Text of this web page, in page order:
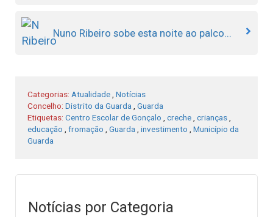
Nuno Ribeiro sobe esta noite ao palco...
Categorias: Atualidade Notícias
Concelho: Distrito da Guarda
Guarda
Etiquetas: Centro Escolar de Gonçalo creche crianças
educação
fromação Guarda investimento
Município da
Guarda
Notícias por Categoria